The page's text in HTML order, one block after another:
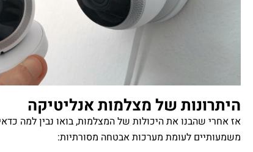
היתרונות של מצלמות אנליטיקה
אז אחרי שהבנו את היכולות של המצלמות, בואו נבין למה
משמעותיים לעומת מערכות אבטחה מסורתיות: